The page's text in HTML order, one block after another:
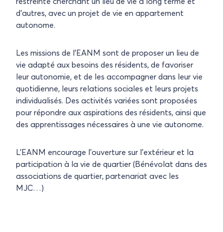
d’autres, avec un projet de vie en appartement
autonome.
Les missions de l’EANM sont de proposer un lieu de
vie adapté aux besoins des résidents, de favoriser
leur autonomie, et de les accompagner dans leur vie
quotidienne, leurs relations sociales et leurs projets
individualisés. Des activités variées sont proposées
pour répondre aux aspirations des résidents, ainsi que
des apprentissages nécessaires à une vie autonome.
L’EANM encourage l’ouverture sur l’extérieur et la
participation à la vie de quartier (Bénévolat dans des
associations de quartier, partenariat avec les
MJC…)